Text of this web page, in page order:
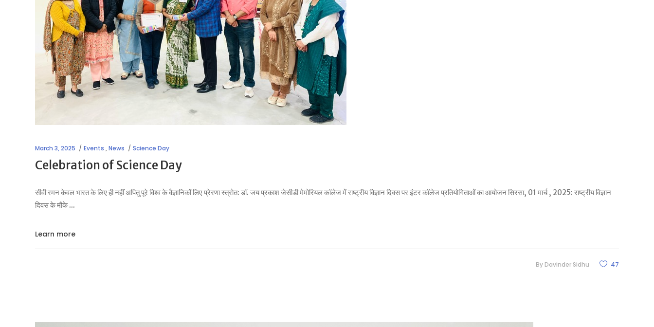
March 3, 2025 Events ,News Science Day
Celebration of Science Day
सीवी रमन केवल भारत के लिए ही नहीं अपितु पूरे विश्व के वैज्ञानिकों लिए प्रेरणा स्त्रोत: डॉ. जय प्रकाश जेसीडी मेमोरियल कॉलेज में राष्ट्रीय विज्ञान दिवस पर इंटर कॉलेज प्रतियोगिताओं का आयोजन सिरसा, 01 मार्च , 2025: राष्ट्रीय विज्ञान
दिवस के मौके
Learn more
By Davinder Sidhu 47